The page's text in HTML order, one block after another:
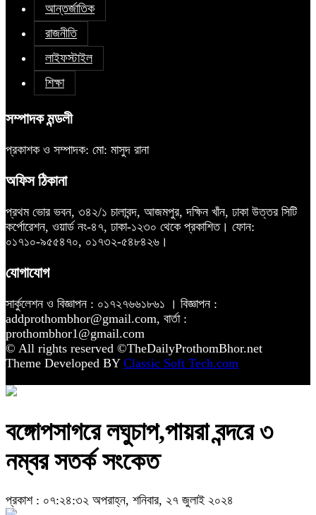
আন্তর্জাতিক
রাজনীতি
লাইফস্টাইল
শিক্ষা
সম্পাদক মন্ডলী
প্রকাশক ও সম্পাদক: মো: মাসুদ রানা
অফিস ঠিকানা
প্রথম ভোর ভবন, ৩৪২/১ চালাবন্দ, আজমপুর, দক্ষিন খাঁন, ঢাকা উত্তর সিটি
কর্পোরেশন, ওয়ার্ড নং-৪৭, ঢাকা-১২৩০ থেকে প্রকাশিত। ফোন:
০১৭১০-৯৫৫৪৭০, ০১৭৩২-৫৪৮৪২৬।
যোগাযোগ
সার্কুলেশন ও বিজ্ঞাপন : ০১৭২৭৬৬১৮৬১ । বিজ্ঞাপন :
addprothombhor@gmail.com, বার্তা :
prothombhor1@gmail.com
© All rights reserved ©TheDailyProthomBhor.net
Theme Developed BY Classic Soft Tech.com
বঙ্গোপসাগরে লঘুচাপ,পায়রা বন্দরে ৩
নম্বর সতর্ক সংকেত
প্রকাশ : ০৭:২৪:৩২ অপরাহ্ন, শনিবার, ২৭ জুলাই ২০২৪